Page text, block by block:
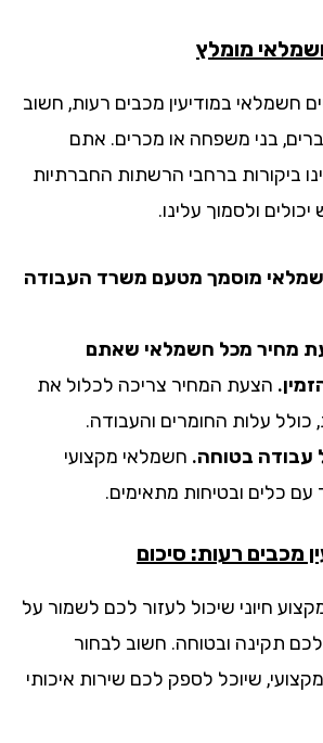
מומלץ
במודיעין מכבים רעות, חשוב
משפחה או מכרים. אתם
ברחבי הרשתות החברתיות
ולסמוך עלינו.
מוסמך מטעם משרד העבודה
מכל חשמלאי שאתם
הצעת המחיר צריכה לכלול את
עלות החומרים והעבודה.
בטוחה.חשמלאי מקצועי
ובטיחות מתאימים.
רעות: סיכום
שיכול לעזור לכם לשמור על
ובטוחה. חשוב לבחור
שיוכל לספק לכם שירות איכותי